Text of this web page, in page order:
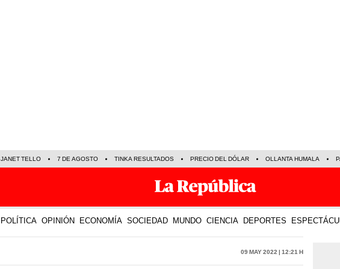
JANET TELLO 7 DE AGOSTO TINKA RESULTADOS PRECIO DEL DÓLAR OLLANTA HUMALA
POLÍTICA OPINIÓN ECONOMÍA SOCIEDAD MUNDO CIENCIA DEPORTES
09 May 2022 | 12:21 h